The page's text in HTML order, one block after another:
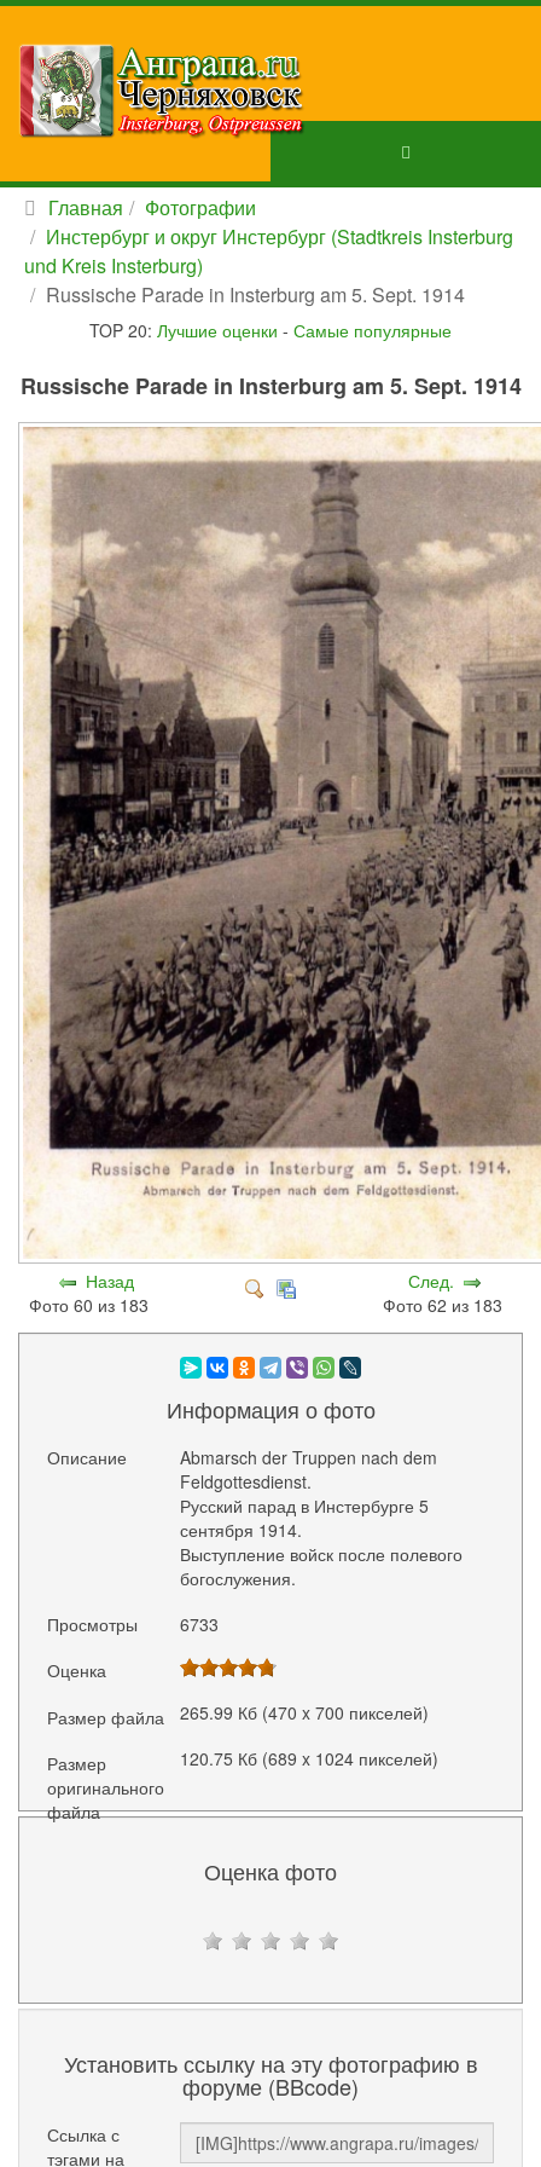
Главная
Фотографии
Инстербург и округ Инстербург (Stadtkreis Insterburg
und Kreis Insterburg)
Russische Parade in Insterburg am 5. Sept. 1914
TOP 20: Лучшие оценки - Самые популярные
Russische Parade in Insterburg am 5. Sept. 1914
Назад
Фото 60 из 183
След.
Фото 62 из 183
Информация о фото
Описание
Abmarsch der Truppen nach dem
Feldgottesdienst.
Русский парад в Инстербурге 5
сентября 1914.
Выступление войск после полевого
богослужения.
Просмотры
6733
Оценка
Размер файла
265.99 Кб (470 x 700 пикселей)
Размер
оригинального
файла
120.75 Кб (689 x 1024 пикселей)
Оценка фото
Установить ссылку на эту фотографию в
форуме (BBcode)
Ссылка с
тэгами на